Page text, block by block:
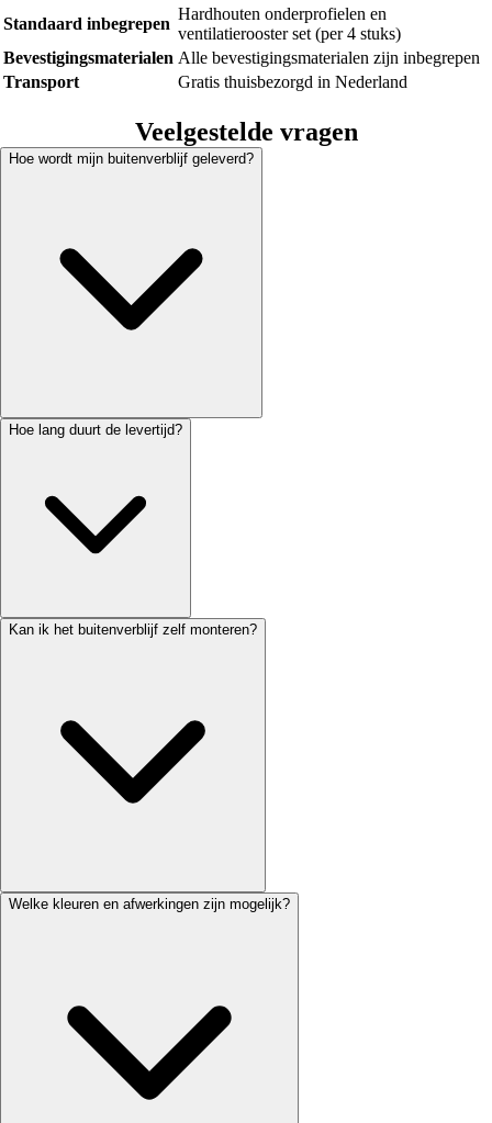
Standaard inbegrepen
Hardhouten onderprofielen en
ventilatierooster set (per 4 stuks)
Bevestigingsmaterialen Alle bevestigingsmaterialen zijn inbegrepen
Transport
Gratis thuisbezorgd in Nederland
Veelgestelde vragen
Hoe wordt mijn buitenverblijf geleverd?
Hoe lang duurt de levertijd?
Kan ik het buitenverblijf zelf monteren?
Welke kleuren en afwerkingen zijn mogelijk?